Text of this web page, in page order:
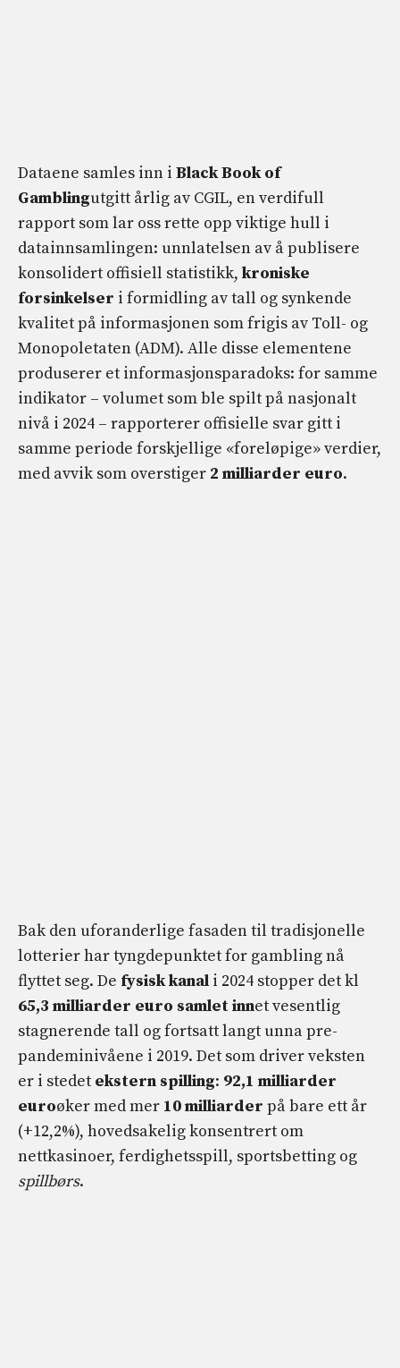
Dataene samles inn i Black Book of
Gamblingutgitt årlig av CGIL, en verdifull
rapport som lar oss rette opp viktige hull i
datainnsamlingen: unnlatelsen av å publisere
konsolidert offisiell statistikk, kroniske
forsinkelser i formidling av tall og synkende
kvalitet på informasjonen som frigis av Toll- og
Monopoletaten (ADM). Alle disse elementene
produserer et informasjonsparadoks: for samme
indikator – volumet som ble spilt på nasjonalt
nivå i 2024 – rapporterer offisielle svar gitt i
samme periode forskjellige «foreløpige» verdier,
med avvik som overstiger 2 milliarder euro.
Bak den uforanderlige fasaden til tradisjonelle
lotterier har tyngdepunktet for gambling nå
flyttet seg. De fysisk kanal i 2024 stopper det kl
65,3 milliarder euro samlet innet vesentlig
stagnerende tall og fortsatt langt unna pre-
pandeminivåene i 2019. Det som driver veksten
er i stedet ekstern spilling: 92,1 milliarder
euroøker med mer 10 milliarder på bare ett år
(+12,2%), hovedsakelig konsentrert om
nettkasinoer, ferdighetsspill, sportsbetting og
spillbørs.